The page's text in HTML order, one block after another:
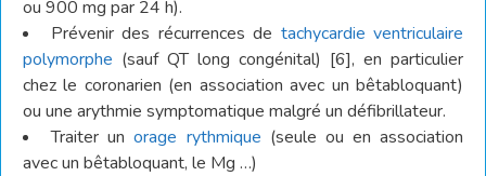
ou 900 mg par 24 h).
Prévenir des récurrences de tachycardie ventriculaire
polymorphe (sauf QT long congénital) [6], en particulier
chez le coronarien (en association avec un bêtabloquant)
ou une arythmie symptomatique malgré un défibrillateur.
Traiter unorage rythmique (seule ou en association
avec un bêtabloquant, le Mg …)